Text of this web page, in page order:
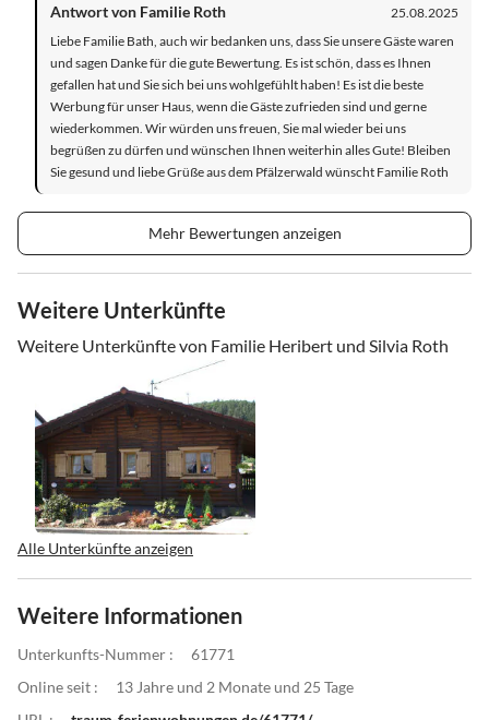
Antwort von Familie Roth
25.08.2025
Liebe Familie Bath, auch wir bedanken uns, dass Sie unsere Gäste waren
und sagen Danke für die gute Bewertung. Es ist schön, dass es Ihnen
gefallen hat und Sie sich bei uns wohlgefühlt haben! Es ist die beste
Werbung für unser Haus, wenn die Gäste zufrieden sind und gerne
wiederkommen. Wir würden uns freuen, Sie mal wieder bei uns
begrüßen zu dürfen und wünschen Ihnen weiterhin alles Gute! Bleiben
Sie gesund und liebe Grüße aus dem Pfälzerwald wünscht Familie Roth
Mehr Bewertungen anzeigen
Weitere Unterkünfte
Weitere Unterkünfte von Familie Heribert und Silvia Roth
Alle Unterkünfte anzeigen
Weitere Informationen
Unterkunfts-Nummer :
61771
Online seit :
13 Jahre und 2 Monate und 25 Tage